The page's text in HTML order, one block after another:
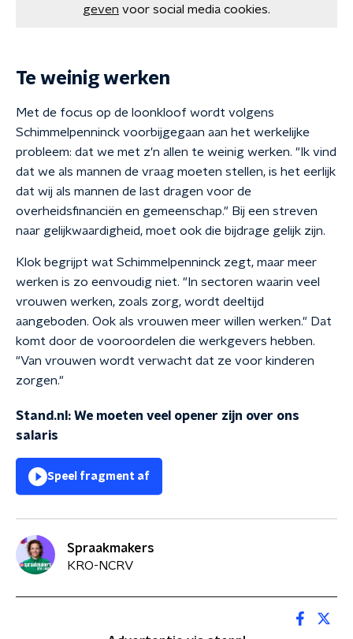
geven voor social media cookies.
Te weinig werken
Met de focus op de loonkloof wordt volgens
Schimmelpenninck voorbijgegaan aan het werkelijke
probleem: dat we met z'n allen te weinig werken. "Ik vind
dat we als mannen de vraag moeten stellen, is het eerlijk
dat wij als mannen de last dragen voor de
overheidsfinanciën en gemeenschap." Bij een streven
naar gelijkwaardigheid, moet ook die bijdrage gelijk zijn.
Klok begrijpt wat Schimmelpenninck zegt, maar meer
werken is zo eenvoudig niet. "In sectoren waarin veel
vrouwen werken, zoals zorg, wordt deeltijd
aangeboden. Ook als vrouwen meer willen werken." Dat
komt door de vooroordelen die werkgevers hebben.
"Van vrouwen wordt verwacht dat ze voor kinderen
zorgen."
Stand.nl: We moeten veel opener zijn over ons
salaris
Speel fragment af
Spraakmakers
KRO-NCRV